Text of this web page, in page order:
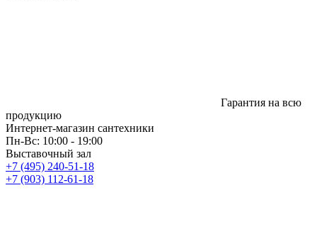
Гарантия на всю
продукцию
Интернет-магазин сантехники
Пн-Вс: 10:00 - 19:00
Выставочный зал
+7 (495) 240-51-18
+7 (903) 112-61-18